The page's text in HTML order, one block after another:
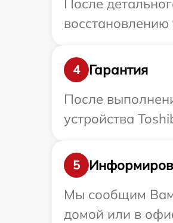
После
восстановлению
4
Гарантия
После
устройства
5
Мы сообщим Вам
домой или в